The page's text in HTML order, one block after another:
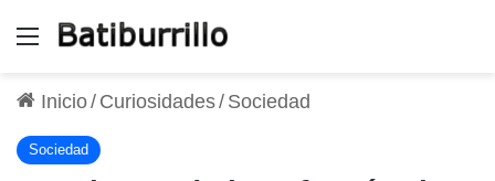
Menú
Inicio/ Curiosidades/ Sociedad
Sociedad